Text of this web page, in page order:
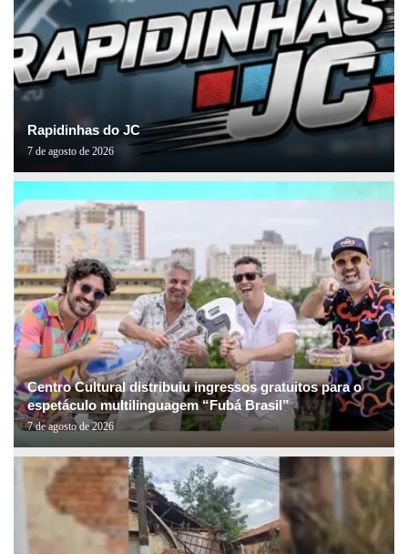
Rapidinhas do JC
7 de agosto de 2026
Centro Cultural distribuiu ingressos gratuitos para o
espetáculo multilinguagem “Fubá Brasil”
7 de agosto de 2026